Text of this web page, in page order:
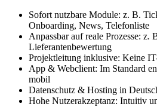
Sofort nutzbare Module: z. B.
Onboarding, News, Telefonliste
Anpassbar auf reale Prozesse: z.
Lieferantenbewertung
Projektleitung inklusive: Keine
App & Webclient: Im Standard
mobil
Datenschutz & Hosting in
Hohe Nutzerakzeptanz: Intuitiv